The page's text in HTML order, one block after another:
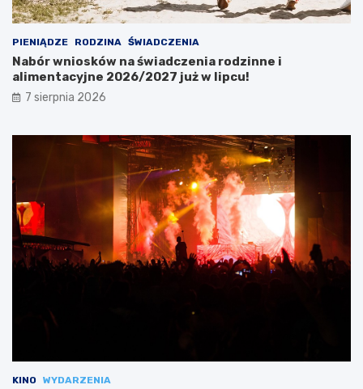
PIENIĄDZE RODZINA ŚWIADCZENIA
Nabór wniosków na świadczenia rodzinne i
alimentacyjne 2026/2027 już w lipcu!
7 sierpnia 2026
KINO WYDARZENIA